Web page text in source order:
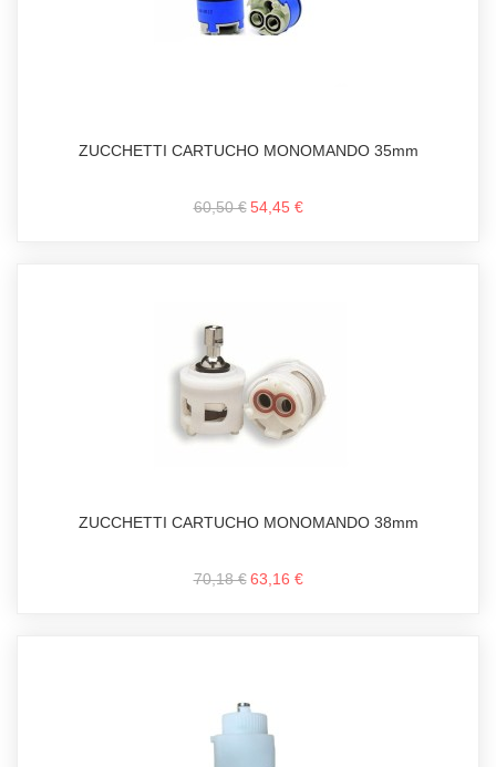
ZUCCHETTI CARTUCHO MONOMANDO 35mm
60,50 € 54,45 €
ZUCCHETTI CARTUCHO MONOMANDO 38mm
70,18 € 63,16 €